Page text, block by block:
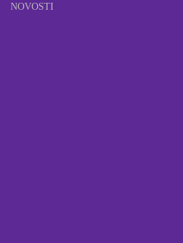
NOVOSTI